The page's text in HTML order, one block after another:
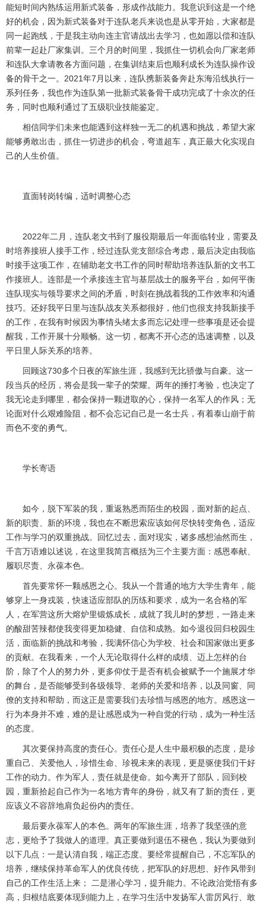
能短时间内熟练运用新式装备，形成作战能力。我意识到这是一个绝
好的机会，因为新式装备对于连队老兵来说也是从零开始，大家都是
同一起跑线，于是我主动向连主官请战出去学习，也如愿以偿和连队
前辈一起赴厂家集训。三个月的时间里，我抓住一切机会向厂家老师
和连队大拿请教各方面问题，在集训结束后也顺利成长为连队操作设
备的骨干之一。 2021年7月以来，连队携新装备奔赴东海沿线执行一
系列任务，我也作为连队第一批新式装备骨干成功完成了十余次的任
务，同时也顺利通过了五级职业技能鉴定。
相信同学们未来也能遇到这样独一无二的机遇和挑战，希望大家
能够勇敢出击，抓住一切进步的机会，弯道超车，真正最大化实现自
己的人生价值。
直面转岗转编，适时调整心态
2022年二月，连队老文书到了服役期最后一年面临转业，需要及
时培养接班人接手工作，经过连队党支部综合考虑，最后决定由我临
时接手这项工作，在辅助老文书工作的同时帮助培养连队新的文书工
作接班人。连部是一个承接连主官与基层战士的服务平台，如何平衡
连队现实与领导要求之间的矛盾，时刻在挑战着我的工作效率和沟通
技巧。还好我平日里与连队战友关系都很好，他们也很支持我新接手
的工作，在我有时候因为事情头绪太多而忘记处理一些事项是还会提
醒我，工作开展十分顺畅。这一切，都离不开心态的迅速调整，以及
平日里人际关系的培养。
回顾这730多个日夜的军旅生涯，我感到无比骄傲与自豪。这一
段当兵的经历，将会是我一辈子的荣耀。两年的捶打考验，也决定了
我无论走到哪里，都会保持一颗进取的心，保持一名军人的作风；无
论面对什么艰难险阻，都不会忘记自己是一名士兵，有着泰山崩于前
而色不变的勇气。
学长寄语
如今，脱下军装的我，重返熟悉而陌生的校园，面对新的起点、
新的职责、新的环境，我也在不断思索应该如何尽快转变角色，适应
工作与学习的双重挑战。回忆过去，面对现实，诸多感想油然而生，
千言万语难以述说，在这里我简言概括为三个主要方面：感恩奉献、
履职尽责、永葆本色。
首先要常怀一颗感恩之心。我从一个普通的地方大学生青年，能
够穿上一身戎装，快速适应部队的历练和要求，成为一名合格的军
人，在军营这所大熔炉里锻炼成长，成就了我儿时的梦想，一路走来
的酸甜苦辣都使我变得更加稳健、自信和成熟。如今退役回归校园生
活，面临新的挑战和考验，我满怀信心为学校、社会和国家做出更多
的贡献。在我看来，一个人无论取得什么样的成绩、迈上怎样的台
阶，除了个人的努力外，更多仰仗于是否有机会被赋予一个施展才华
的舞台，是否能够受到各级领导、老师的关爱和培养，以及同窗、同
僚的支持和帮助，而这正是需要我们去珍惜与感恩的地方。感恩这一
行为本身并不难，难的是让感恩成为一种自觉的行动，成为一种生活
的态度。
其次要保持高度的责任心。责任心是人生中最积极的态度，是珍
重自己、关爱他人，珍惜生命、珍视未来的表现，更是驱使我们干好
工作的动力。作为军人，责任就是使命。如今离开了部队，回到校
园，重新拾起自己作为一名地方青年的身份，就又有了新的责任，更
应该义不容辞地肩负起份内的责任。
最后要永葆军人的本色。两年的军旅生涯，培养了我坚强的意
志，更给予了我做人的道理。真正要做到退伍不褪色，我认为要做到
以下几点：一是认清自我，端正态度。要经常提醒自己，不忘军队的
培养，继续保持革命军人的优良传统，把军队的好思想、好作风带到
自己的工作生活上来； 二是潜心学习，提升能力。不论政治觉悟有多
高，归根结底要体现到能力上，在学习生活中发扬军人雷厉风行、敢